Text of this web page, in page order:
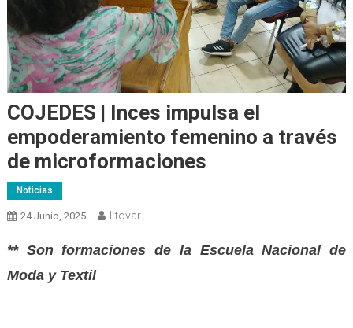
COJEDES | Inces impulsa el
empoderamiento femenino a través
de microformaciones
Noticias
24 Junio, 2025 Ltovar
** Son formaciones de la Escuela Nacional de
Moda y Textil